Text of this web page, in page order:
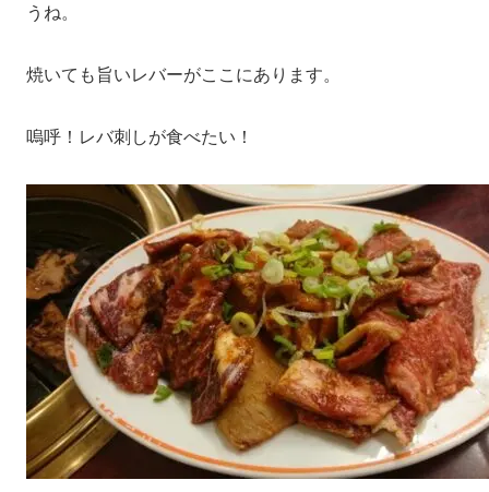
うね。
焼いても旨いレバーがここにあります。
嗚呼！レバ刺しが食べたい！